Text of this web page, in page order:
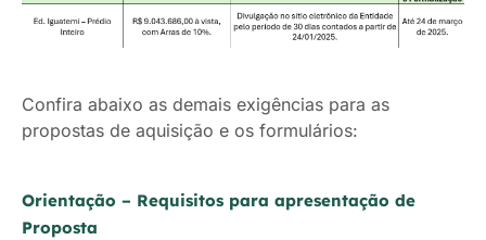
Confira abaixo as demais exigências para as
propostas de aquisição e os formulários:
Orientação – Requisitos para apresentação de
Proposta